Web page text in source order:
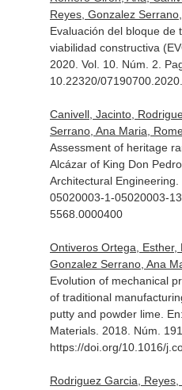
Reyes, Gonzalez
Evaluación del bloque de
viabilidad constructiva
2020. Vol. 10. Núm. 2.
10.22320/
Canivell, Jacinto,
Serrano, Ana Maria,
Assessment of heritage
Alcázar of King Don
Architectural Engineering
05020003-1-05020003-
5568.0000400
Ontiveros Ortega, Esther,
Gonzalez Serrano, Ana
Evolution of mechanical
of traditional
putty and powder lime.
Materials. 2018. Núm.
https://doi.org/10.1016/
Rodriguez Garcia,